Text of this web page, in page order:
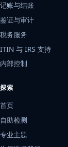
记账与结账
鉴证与审计
税务服务
ITIN 与 IRS 支持
内部控制
探索
首页
自助检测
专业主题